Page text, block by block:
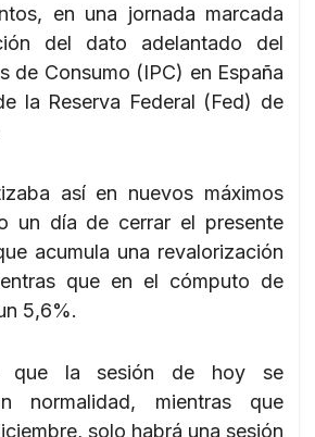
en una jornada marcada
del dato adelantado del
de Consumo (IPC) en España
la Reserva Federal (Fed) de
así en nuevos máximos
un día de cerrar el presente
acumula una revalorización
que en el cómputo de
5,6%.
que la sesión de hoy se
normalidad, mientras que
solo habrá una sesión